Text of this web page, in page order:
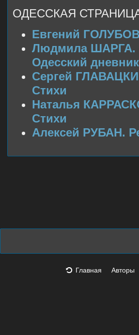
ОДЕССКАЯ
Евгений
Людмила ШАРГА.
Одесский дневник
Сергей
Стихи
Наталья
Стихи
Алексей РУБАН.
Главная Авторы